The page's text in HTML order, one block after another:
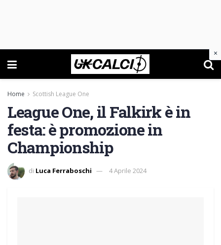
Home Scottish League One
League One, il Falkirk è in
festa: è promozione in
Championship
di Luca Ferraboschi 4 Aprile 2024
×